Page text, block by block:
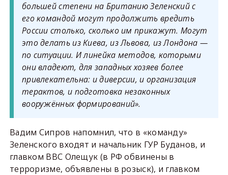
большей степени на Британию Зеленский с
его командой могут продолжить вредить
России столько, сколько им прикажут. Могут
это делать из Киева, из Львова, из Лондона —
по ситуации. И линейка методов, которыми
они владеют, для западных хозяев более
привлекательна: и диверсии, и организация
терактов, и подготовка незаконных
вооружённых формирований».
Вадим Сипров напомнил, что в «команду»
Зеленского входят и начальник ГУР Буданов, и
главком ВВС Олещук (в РФ обвинены в
терроризме, объявлены в розыск), и главком